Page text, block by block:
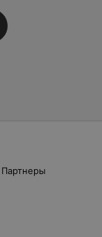
Партнеры